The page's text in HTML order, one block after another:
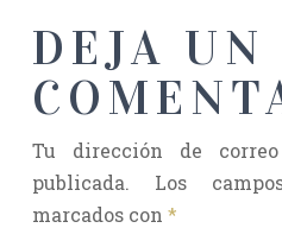
DEJA UN
Tu dirección de
publicada.
Los
marcados con *